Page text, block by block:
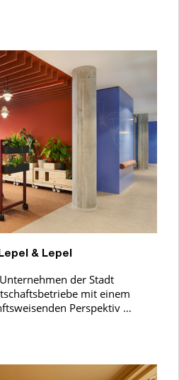
& Lepel
der Stadt
mit einem
Perspektiv …